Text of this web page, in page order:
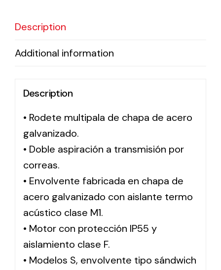
Iluminación Solar
de necesidades.
Solar lighting
Variety of solar solutions for all kinds of needs.
Description
Additional information
Description
• Rodete multipala de chapa de acero
galvanizado.
• Doble aspiración a transmisión por
correas.
• Envolvente fabricada en chapa de
acero galvanizado con aislante termo
acústico clase M1.
• Motor con protección IP55 y
aislamiento clase F.
• Modelos S, envolvente tipo sándwich